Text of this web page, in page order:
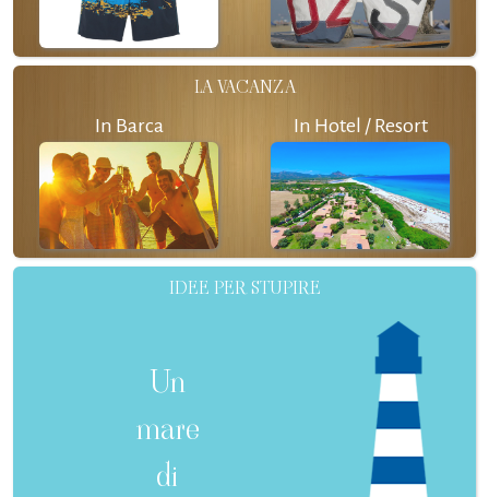
LA VACANZA
In Barca In Hotel / Resort
IDEE PER STUPIRE
Un
mare
di